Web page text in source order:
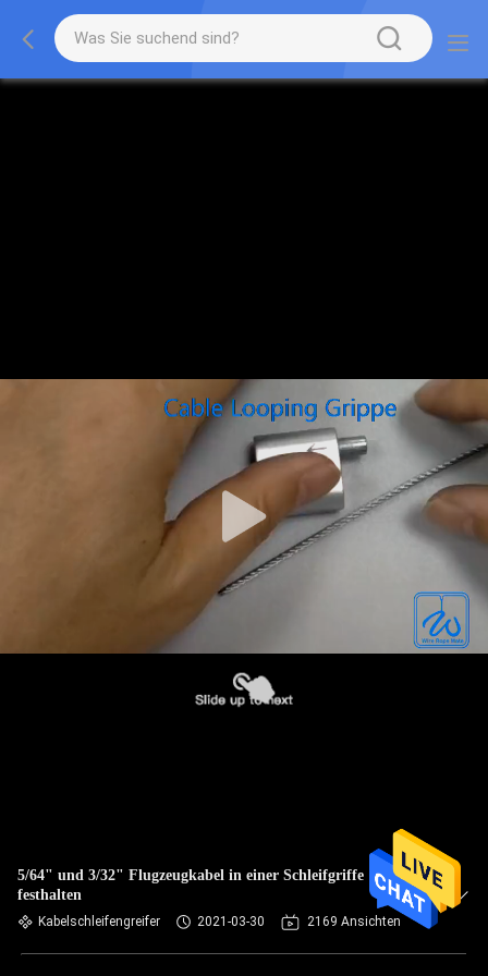
5/64" und 3/32" Flugzeugkabel in einer Schleifgriffe
festhalten
Kabelschleifengreifer 2021-03-30 2169 Ansichten